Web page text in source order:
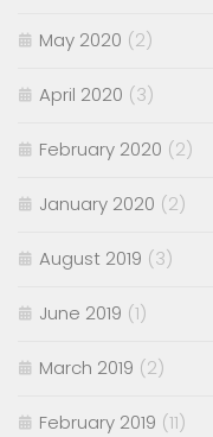
May 2020 (2)
April 2020 (3)
February 2020 (2)
January 2020 (2)
August 2019 (3)
June 2019 (1)
March 2019 (2)
February 2019 (11)